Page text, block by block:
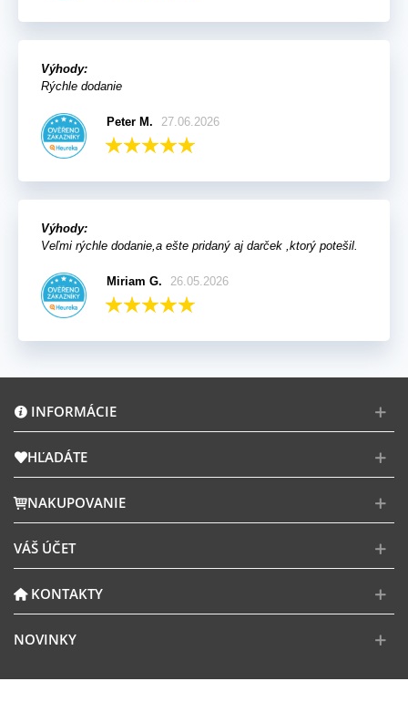
Výhody:
Rýchle dodanie
Peter M. 27.06.2026
Výhody:
Veľmi rýchle dodanie,a ešte pridaný aj darček ,ktorý potešil.
Miriam G. 26.05.2026
INFORMÁCIE
HĽADÁTE
NAKUPOVANIE
VÁŠ ÚČET
KONTAKTY
NOVINKY